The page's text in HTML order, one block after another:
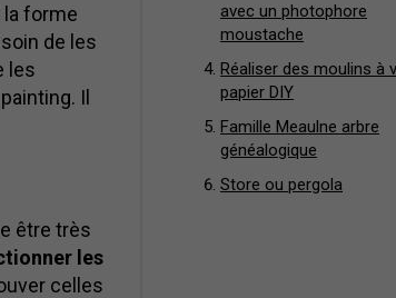
forme
de les
les
Il
être très
les
celles
avec un photophore
moustache
Réaliser des moulins à
papier DIY
Famille Meaulne arbre
généalogique
Store ou pergola